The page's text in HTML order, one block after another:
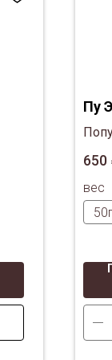
Пу
чай
650
вес